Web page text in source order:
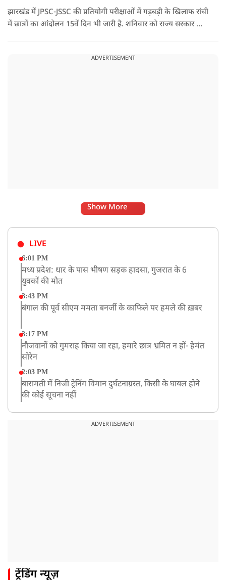
झारखंड में JPSC-JSSC की प्रतियोगी परीक्षाओं में गड़बड़ी के खिलाफ रांची
में छात्रों का आंदोलन 15वें दिन भी जारी है. शनिवार को राज्य सरकार और
ADVERTISEMENT
Show More
LIVE
6:01 PM
मध्य प्रदेश: धार के पास भीषण सड़क हादसा, गुजरात के 6
युवकों की मौत
3:43 PM
बंगाल की पूर्व सीएम ममता बनर्जी के काफिले पर हमले की ख़बर
3:17 PM
नौजवानों को गुमराह किया जा रहा, हमारे छात्र भ्रमित न हों- हेमंत
सोरेन
2:03 PM
बारामती में निजी ट्रेनिंग विमान दुर्घटनाग्रस्त, किसी के घायल होने
की कोई सूचना नहीं
JPSC परीक्षा विवाद: अनशन पर बैठे छात्र नेता देवेंद्र महतो की
रांची: छात्रों और झारखंड सरकार के बीच आज होगी तीसरे दौर
ADVERTISEMENT
ट्रेंडिंग न्यूज़